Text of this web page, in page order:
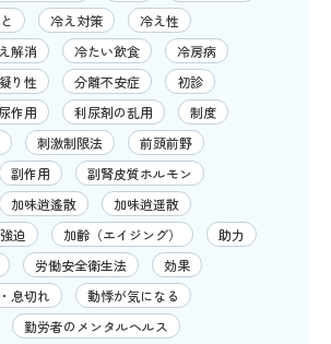
冷え対策
冷え性
解消 冷たい飲食
冷房病
り性 分離不安症
初診
作用 利尿剤の乱用
制度
刺激制限法
前頭前野
副作用
副腎皮質ホルモン
加味逍遙散
加味逍遥散
迫
加齢（エイジング）
助力
労働安全衛生法
効果
息切れ
動悸が気になる
勤労者のメンタルヘルス